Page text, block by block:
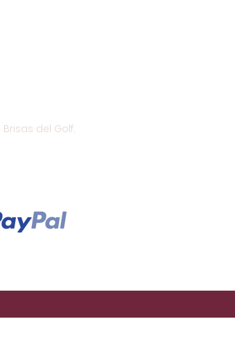
del Golf,